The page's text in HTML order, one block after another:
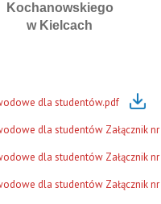
Kochanowskiego
w Kielcach
dla studentów.pdf
dla studentów Załącznik
dla studentów Załącznik
dla studentów Załącznik